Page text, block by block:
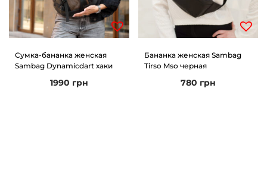
Сумка-бананка женская
Sambag Dynamicdart хаки
1990 грн
Бананка женская Sambag
Tirso Mso черная
780 грн